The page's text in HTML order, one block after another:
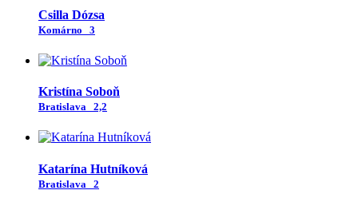
Csilla Dózsa
Komárno 3
Kristína Soboň
Bratislava 2,2
Katarína Hutníková
Bratislava 2